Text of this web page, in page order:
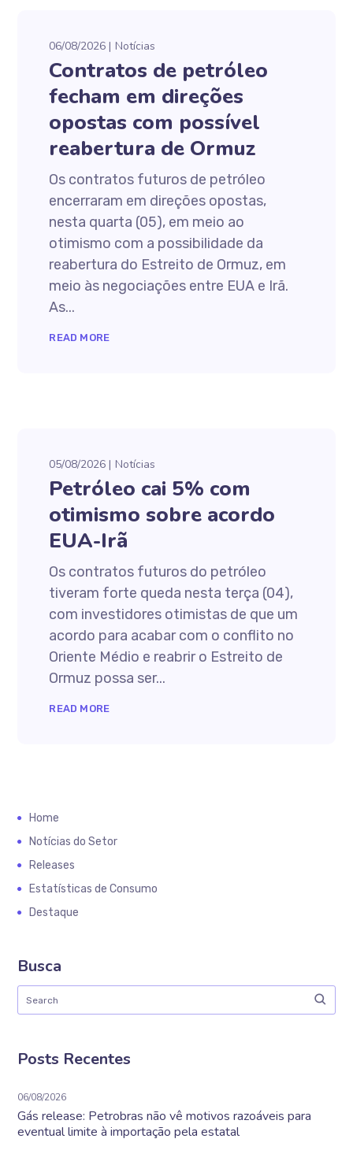
06/08/2026 Notícias
Contratos de petróleo
fecham em direções
opostas com possível
reabertura de Ormuz
Os contratos futuros de petróleo
encerraram em direções opostas,
nesta quarta (05), em meio ao
otimismo com a possibilidade da
reabertura do Estreito de Ormuz, em
meio às negociações entre EUA e Irã.
As...
READ MORE
05/08/2026 Notícias
Petróleo cai 5% com
otimismo sobre acordo
EUA-Irã
Os contratos futuros do petróleo
tiveram forte queda nesta terça (04),
com investidores otimistas de que um
acordo para acabar com o conflito no
Oriente Médio e reabrir o Estreito de
Ormuz possa ser...
READ MORE
Home
Notícias do Setor
Releases
Estatísticas de Consumo
Destaque
Busca
Posts Recentes
06/08/2026
Gás release: Petrobras não vê motivos razoáveis para
eventual limite à importação pela estatal